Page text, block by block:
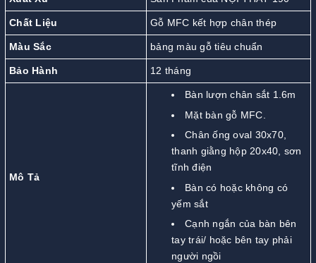
Chất Liệu Gỗ MFC kết hợp chân thép
Màu Sắc bảng màu gỗ tiêu chuẩn
Bảo Hành 12 tháng
Mô Tả
Bàn lượn chân sắt 1.6m
Mặt bàn gỗ MFC.
Chân ống oval 30x70,
thanh giằng hộp 20x40, sơn
tĩnh điện
Bàn có hoặc không có
yếm sắt
Cạnh ngắn của bàn bên
tay trái/ hoặc bên tay phải
người ngồi